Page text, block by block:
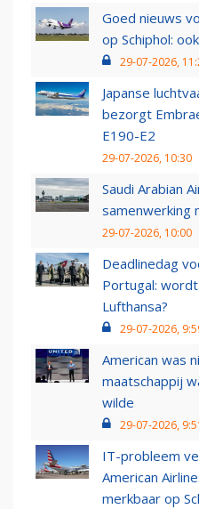
Goed nieuws
op Schiphol:
29-07-2026,
Japanse
bezorgt
E190-E2
29-07-2026, 10:30
Saudi Arabian
samenwerking
29-07-2026, 10:00
Deadlinedag
Portugal:
Lufthansa?
29-07-2026,
American was
maatschappij
wilde
29-07-2026,
IT-probleem
American
merkbaar op